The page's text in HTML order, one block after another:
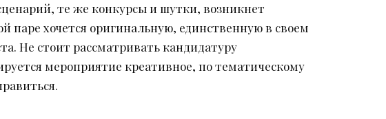
те же конкурсы и шутки, возникнет
хочется оригинальную, единственную в своем
Не стоит рассматривать кандидатуру
мероприятие креативное, по тематическому